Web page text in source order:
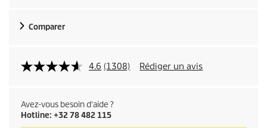
u
e
d
Comparer
4.6 (1308) Rédiger un avis
Avez-vous besoin d'aide ?
Hotline: +32 78 482 115